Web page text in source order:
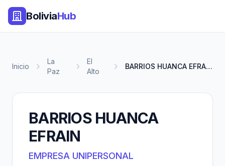
BoliviaHub
Inicio
La
Paz
El
Alto
BARRIOS HUANCA EFRAIN
BARRIOS HUANCA
EFRAIN
EMPRESA UNIPERSONAL